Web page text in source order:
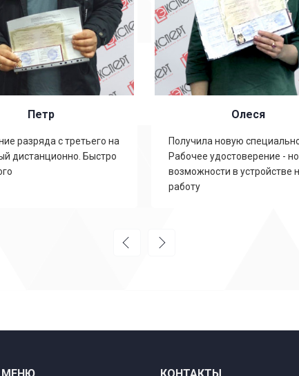
Петр
разряда с третьего на
дистанционно. Быстро
Олеся
Получила новую
Рабочее удостоверение -
возможности в устройстве
работу